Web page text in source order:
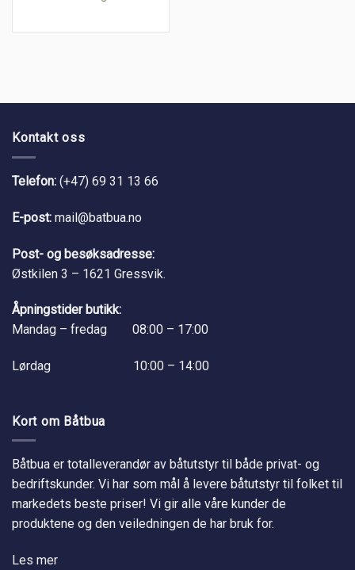
Kontakt oss
Telefon: (+47) 69 31 13 66
E-post: mail@batbua.no
Post- og besøksadresse:
Østkilen 3 – 1621 Gressvik.
Åpningstider butikk:
Mandag – fredag 08:00 – 17:00
Lørdag 10:00 – 14:00
Kort om Båtbua
Båtbua er totalleverandør av båtutstyr til både privat- og
bedriftskunder. Vi har som mål å levere båtutstyr til folket til
markedets beste priser! Vi gir alle våre kunder de
produktene og den veiledningen de har bruk for.
Les mer